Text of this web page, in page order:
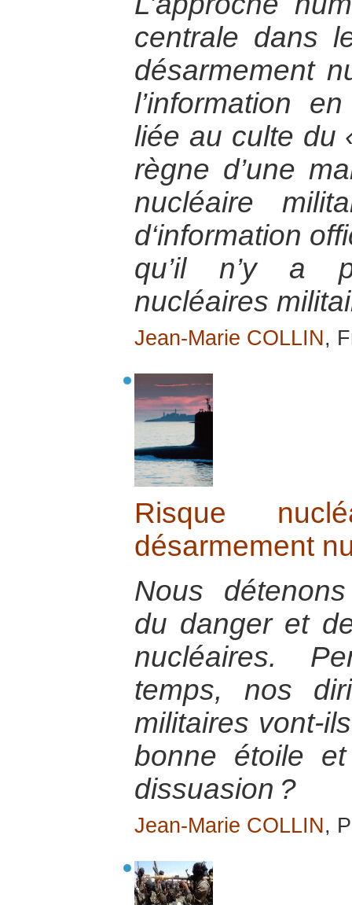
centrale dans
désarmement
l’information
liée au culte du
règne d’une
nucléaire
d‘information
qu’il n’y a
nucléaires
Jean-Marie COLLIN,
Risque
désarmement
Nous
du danger et
nucléaires.
temps, nos
militaires vont-
bonne étoile
dissuasion ?
Jean-Marie COLLIN,